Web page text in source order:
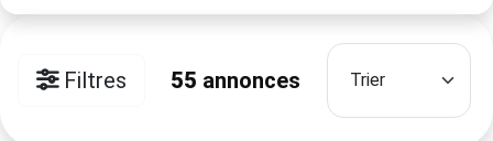
Filtres 55 annonces